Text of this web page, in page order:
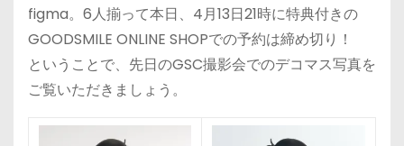
figma。6人揃って本日、4月13日21時に特典付きの
GOODSMILE ONLINE SHOPでの予約は締め切り！
ということで、先日のGSC撮影会でのデコマス写真を
ご覧いただきましょう。